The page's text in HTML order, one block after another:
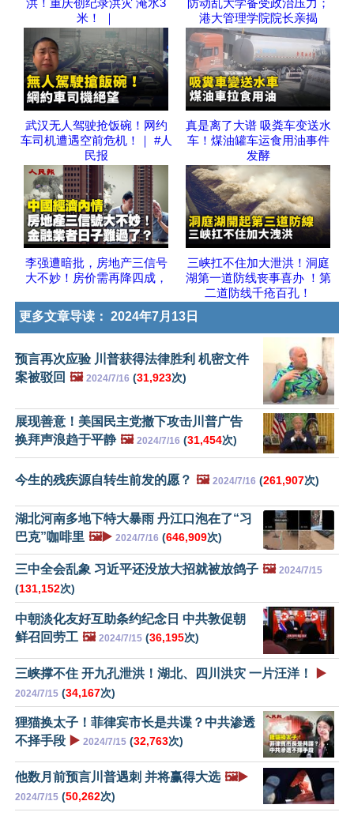
洪！重庆创纪录洪灾 淹水3
米！ ｜
防动乱大学备受政治压力；
港大管理学院院长亲揭
武汉无人驾驶抢饭碗！网约
车司机遭遇空前危机！｜ #人
民报
真是离了大谱 吸粪车变送水
车！煤油罐车运食用油事件
发酵
李强遭暗批，房地产三信号
大不妙！房价需再降四成，
三峡扛不住加大泄洪！洞庭
湖第一道防线丧事喜办 ！第
二道防线千疮百孔！
更多文章导读： 2024年7月13日
预言再次应验 川普获得法律胜利 机密文件
案被驳回 🖼️ 2024/7/16 (31,923次)
展现善意！美国民主党撤下攻击川普广告
换拜声浪趋于平静 🖼️ 2024/7/16 (31,454次)
今生的残疾源自转生前发的愿？ 🖼️ 2024/7/16 (261,907次)
湖北河南多地下特大暴雨 丹江口泡在了“习
巴克”咖啡里 🖼️▶️ 2024/7/16 (646,909次)
三中全会乱象 习近平还没放大招就被放鸽子 🖼️ 2024/7/15
(131,152次)
中朝淡化友好互助条约纪念日 中共敦促朝
鲜召回劳工 🖼️ 2024/7/15 (36,195次)
三峡撑不住 开九孔泄洪！湖北、四川洪灾 一片汪洋！ ▶️
2024/7/15 (34,167次)
狸猫换太子！菲律宾市长是共谍？中共渗透
不择手段 ▶️ 2024/7/15 (32,763次)
他数月前预言川普遇刺 并将赢得大选 🖼️▶️
2024/7/15 (50,262次)